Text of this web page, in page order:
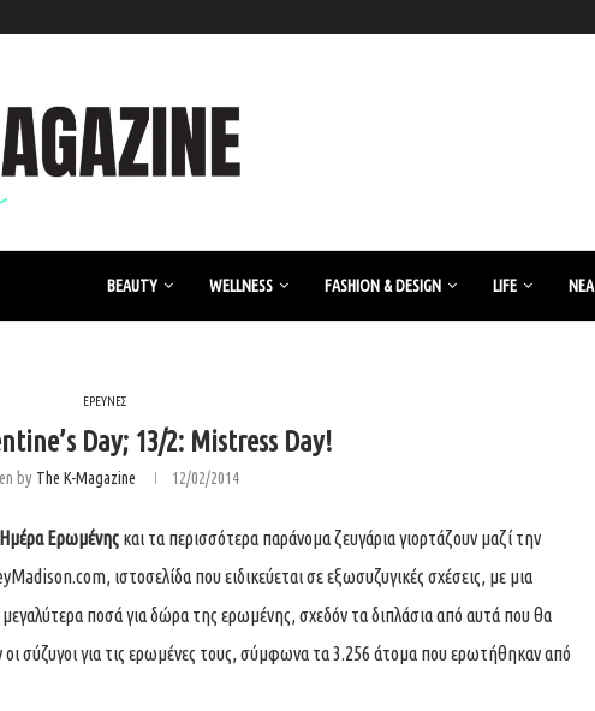
BEAUTY WELLNESS FASHION & DESIGN LIFE ΝΈΑ
ΕΡΕΥΝΕΣ
Day; 13/2: Mistress Day!
by The K-Magazine 12/02/2014
Ημέρα Ερωμένης και τα περισσότερα παράνομα ζευγάρια γιορτάζουν μαζί την
, ιστοσελίδα που ειδικεύεται σε εξωσυζυγικές σχέσεις, με μια
ποσά για δώρα της ερωμένης, σχεδόν τα διπλάσια από αυτά που θα
σύζυγοι για τις ερωμένες τους, σύμφωνα τα 3.256 άτομα που ερωτήθηκαν από